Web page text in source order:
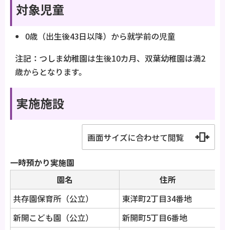
対象児童
0歳（出生後43日以降）から就学前の児童
注記：つしま幼稚園は生後10カ月、双葉幼稚園は満2
歳からとなります。
実施施設
画面サイズに合わせて閲覧
一時預かり実施園
園名
住所
共存園保育所（公立）
東洋町2丁目34番地
新開こども園（公立）
新開町5丁目6番地